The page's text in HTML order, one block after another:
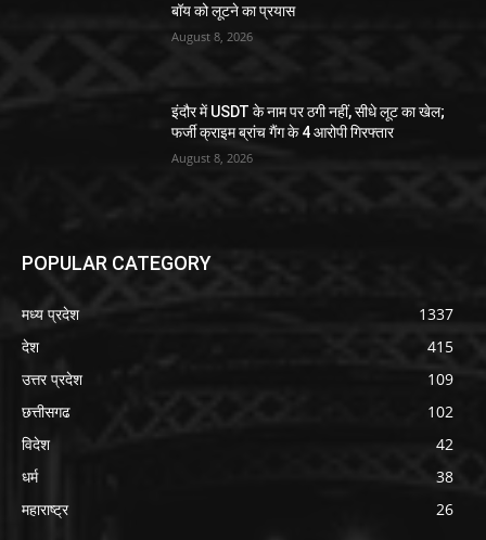
बॉय को लूटने का प्रयास
August 8, 2026
इंदौर में USDT के नाम पर ठगी नहीं, सीधे लूट का खेल;
फर्जी क्राइम ब्रांच गैंग के 4 आरोपी गिरफ्तार
August 8, 2026
POPULAR CATEGORY
मध्य प्रदेश
1337
देश
415
उत्तर प्रदेश
109
छत्तीसगढ
102
विदेश
42
धर्म
38
महाराष्ट्र
26